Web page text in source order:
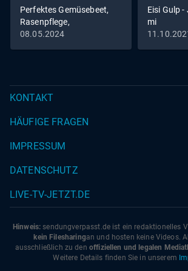
besondere Team zu einem Spiel und
wichtig das Blutzuckermanagement
die Tore zählen…
Perfektes Gemüsebeet,
Rasenpflege,
Bodendämpfer
08.05.2024
Eisi Gulp
mi
KONTAKT
HÄUFIGE FRAGEN
IMPRESSUM
DATENSCHUTZ
LIVE-TV-JETZT.DE
Hinweis: sendungverpasst.de ist ein redaktionelles
kein Filesharingan und hosten keine Videos.
ausschließlich zu den offiziellen und legalen
Weitere Details finden Sie in unserem